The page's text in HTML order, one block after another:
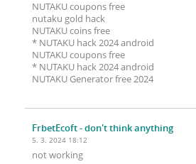
NUTAKU coupons free
nutaku gold hack
NUTAKU coins free
* NUTAKU hack 2024 android
NUTAKU coupons free
* NUTAKU hack 2024 android
NUTAKU Generator free 2024
FrbetEcoft- don't think anything
5. 3. 2024 18:12
not working